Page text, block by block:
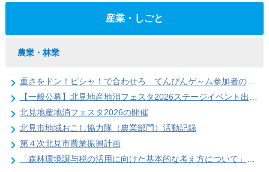
産業・しごと
農業・林業
重さをドン！ピシャ！で合わせろ てんびんゲ～ム参加者の募集（北見地産地消フェスタ2026）
【一般公募】北見地産地消フェスタ2026ステージイベント出演者の募集
北見地産地消フェスタ2026の開催
北見市地域おこし協力隊（農業部門）活動記録
第４次北見市農業振興計画
「森林環境譲与税の活用に向けた基本的な考え方について」を策定しました